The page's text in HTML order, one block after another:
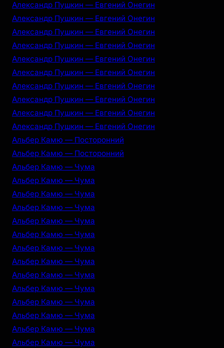
Александр Пушкин — Евгений Онегин
Александр Пушкин — Евгений Онегин
Александр Пушкин — Евгений Онегин
Александр Пушкин — Евгений Онегин
Александр Пушкин — Евгений Онегин
Александр Пушкин — Евгений Онегин
Александр Пушкин — Евгений Онегин
Александр Пушкин — Евгений Онегин
Александр Пушкин — Евгений Онегин
Александр Пушкин — Евгений Онегин
Альбер Камю — Посторонний
Альбер Камю — Посторонний
Альбер Камю — Чума
Альбер Камю — Чума
Альбер Камю — Чума
Альбер Камю — Чума
Альбер Камю — Чума
Альбер Камю — Чума
Альбер Камю — Чума
Альбер Камю — Чума
Альбер Камю — Чума
Альбер Камю — Чума
Альбер Камю — Чума
Альбер Камю — Чума
Альбер Камю — Чума
Альбер Камю — Чума